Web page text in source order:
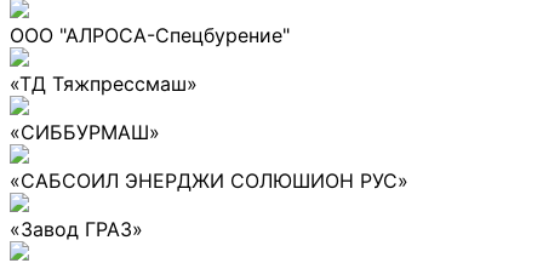
ООО "АЛРОСА-Спецбурение"
«ТД Тяжпрессмаш»
«СИББУРМАШ»
«САБСОИЛ ЭНЕРДЖИ СОЛЮШИОН РУС»
«Завод ГРАЗ»